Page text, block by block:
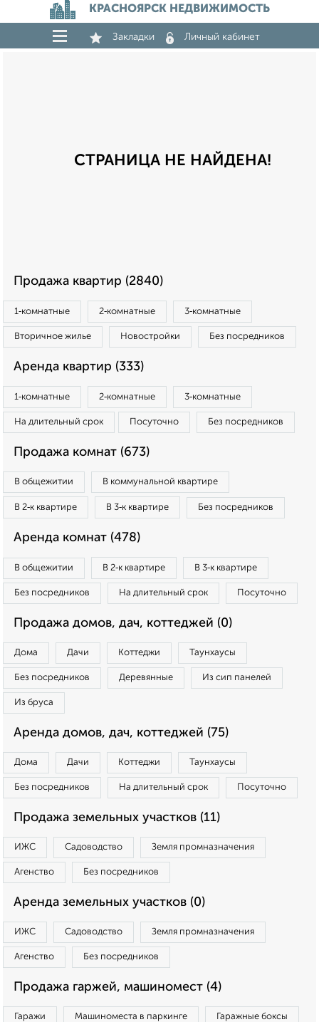
КРАСНОЯРСК НЕДВИЖИМОСТЬ
Закладки Личный кабинет
СТРАНИЦА НЕ НАЙДЕНА!
Продажа квартир (2840)
1‑комнатные 2‑комнатные 3‑комнатные
Вторичное жилье Новостройки Без посредников
Аренда квартир (333)
1‑комнатные 2‑комнатные 3‑комнатные
На длительный срок Посуточно Без посредников
Продажа комнат (673)
В общежитии В коммунальной квартире
В 2‑к квартире В 3‑к квартире Без посредников
Аренда комнат (478)
В общежитии В 2‑к квартире В 3‑к квартире
Без посредников На длительный срок Посуточно
Продажа домов, дач, коттеджей (0)
Дома Дачи Коттеджи Таунхаусы
Без посредников Деревянные Из сип панелей
Из бруса
Аренда домов, дач, коттеджей (75)
Дома Дачи Коттеджи Таунхаусы
Без посредников На длительный срок Посуточно
Продажа земельных участков (11)
ИЖС Садоводство Земля промназначения
Агенство Без посредников
Аренда земельных участков (0)
ИЖС Садоводство Земля промназначения
Агенство Без посредников
Продажа гаржей, машиномест (4)
Гаражи Машиноместа в паркинге Гаражные боксы